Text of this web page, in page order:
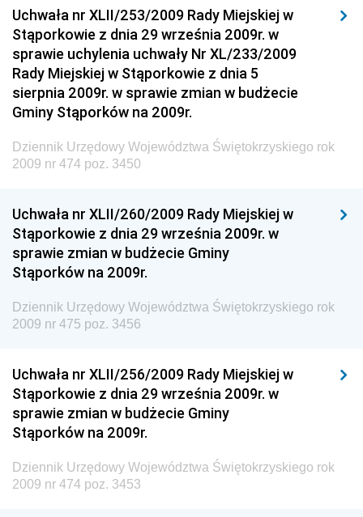
Drogowego
Dziennik Urzędowy Narodowego Banku Polskiego
Dziennik Urzędowy Komendy Głównej Policji
Dziennik Urzędowy Ministra Pracy i Polityki
Społecznej
Dziennik Urzędowy Ministra Transportu, Budownictwa
i Gospodarki Morskiej
Dziennik Urzędowy Ministra Spraw Zagranicznych
Dziennik Urzędowy Centralnego Biura
Antykorupcyjnego
Wewnętrznego
Dziennik Urzędowy Urzędu Patentowego
Dziennik Urzędowy Generalnej Dyrekcji Dróg
Krajowych i Autostrad
Dziennik Urzędowy Ministra Środowiska
Dziennik Urzędowy Ministra Edukacji
Uchwała nr XLII/253/2009 Rady Miejskiej w
Stąporkowie z dnia 29 września 2009r. w
sprawie uchylenia uchwały Nr XL/233/2009
Rady Miejskiej w Stąporkowie z dnia 5
sierpnia 2009r. w sprawie zmian w budżecie
Gminy Stąporków na 2009r.
Dziennik Urzędowy Województwa Świętokrzyskiego rok
2009 nr 474 poz. 3450
Uchwała nr XLII/260/2009 Rady Miejskiej w
Stąporkowie z dnia 29 września 2009r. w
sprawie zmian w budżecie Gminy
Stąporków na 2009r.
Dziennik Urzędowy Województwa Świętokrzyskiego rok
2009 nr 475 poz. 3456
Uchwała nr XLII/256/2009 Rady Miejskiej w
Stąporkowie z dnia 29 września 2009r. w
sprawie zmian w budżecie Gminy
Stąporków na 2009r.
Dziennik Urzędowy Województwa Świętokrzyskiego rok
2009 nr 474 poz. 3453